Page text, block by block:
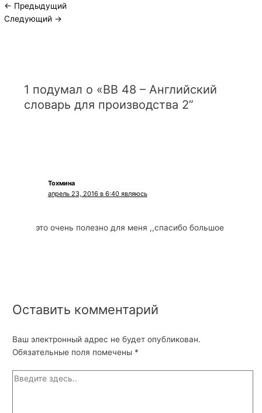
← Предыдущий
Следующий →
1 подумал о «ВВ 48 – Английский
словарь для производства 2”
Тохмина
апрель 23, 2016 в 6:40 являюсь
это очень полезно для меня ,,спасибо большое
Оставить комментарий
Ваш электронный адрес не будет опубликован.
Обязательные поля помечены *